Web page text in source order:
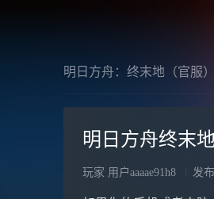
明日方舟：终末地（官服）
明日方舟终末
玩家 用户aaaae91h8 发